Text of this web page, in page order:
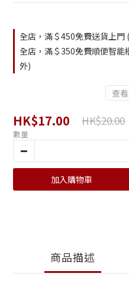
全店，滿＄450免費送貨上門
全店，滿＄350免費順便智
外)
查
HK$17.00 HK$20.00
數量
加入購物車
商品描述